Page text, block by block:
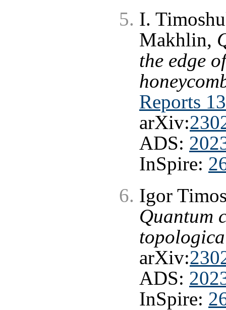
I.
Makhlin,
the edge
Reports
arXiv:
ADS:
InSpire:
Igor
Quantum
arXiv:
ADS:
InSpire: